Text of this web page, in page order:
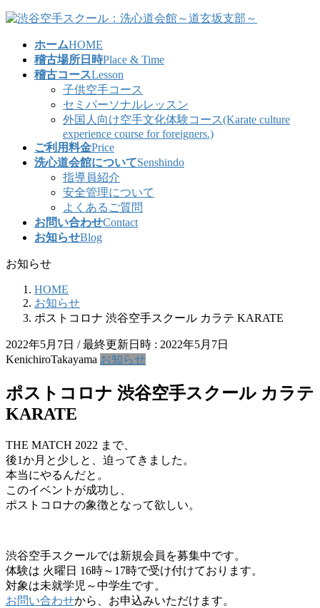
コ
ナ
ホームHOME
稽古場所日時Place & Time
稽古コースLesson
子供空手コース
セミパーソナルレッスン
外国人向け空手文化体験コース(Karate culture
experience course for foreigners.)
ご利用料金Price
洗心道会館についてSenshindo
指導員紹介
安全管理について
よくあるご質問
お問い合わせContact
お知らせBlog
お知らせ
HOME
お知らせ
ポストコロナ 渋谷空手スクール カラテ KARATE
2022年5月7日 / 最終更新日時 : 2022年5月7日
KenichiroTakayama お知らせ
ポストコロナ 渋谷空手スクール カラテ
KARATE
THE MATCH 2022 まで、
後1か月と少しと、迫ってきました。
本当にやるんだと。
このイベントが成功し、
ポストコロナの象徴となって欲しい。
渋谷空手スクールでは新規会員を募集中です。
体験は 火曜日 16時～17時で受け付けております。
対象は未就学児～中学生です。
お問い合わせから、お申込みいただけます。